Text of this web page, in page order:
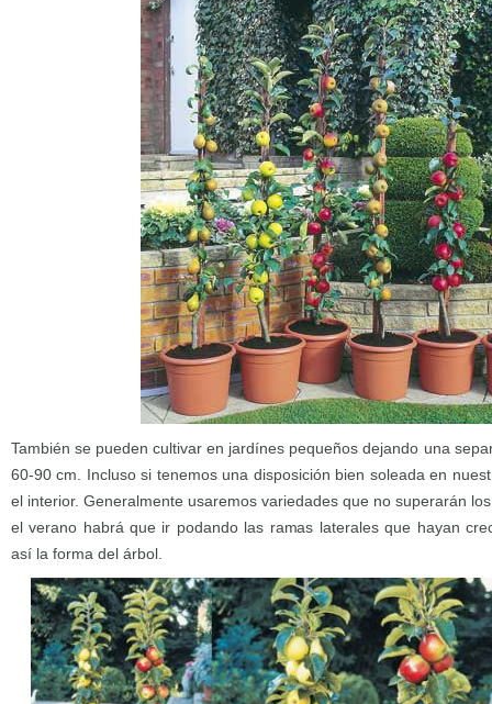
También se pueden cultivar en jardínes pequeños dejando una
60-90 cm. Incluso si tenemos una disposición bien soleada en
el interior. Generalmente usaremos variedades que no superarán
el verano habrá que ir podando las ramas laterales que hayan
así la forma del árbol.